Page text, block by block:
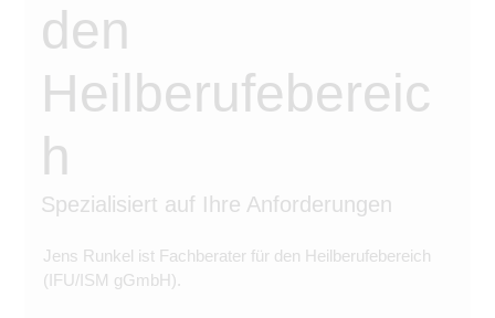
den
Heilberufebereic
h
Spezialisiert auf Ihre Anforderungen
Jens Runkel ist Fachberater für den Heilberufebereich
(IFU/ISM gGmbH).